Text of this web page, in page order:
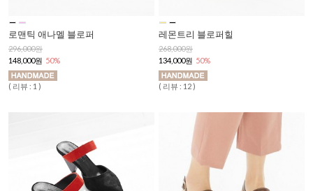
로맨틱 애나멜 블로퍼
296,000원
148,000원 50%
( 리뷰 : 1 )
레몬트리 블로퍼힐
268,000원
134,000원 50%
( 리뷰 : 12 )